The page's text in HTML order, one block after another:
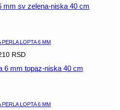
mm sv zelena-niska 40 cm
PERLA LOPTA 6 MM
RSD
6 mm topaz-niska 40 cm
PERLA LOPTA 6 MM